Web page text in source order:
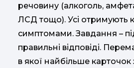
речовину (алкоголь,
ЛСД тощо). Усі отримують
симптомами. Завдання –
правильні відповіді.
в якої найбільше